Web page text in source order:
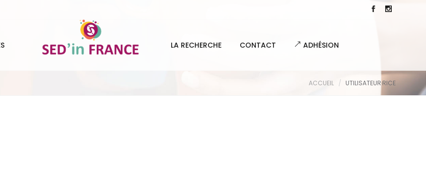
LA RECHERCHE CONTACT ADHÉSION
ACCUEIL UTILISATEUR·RICE